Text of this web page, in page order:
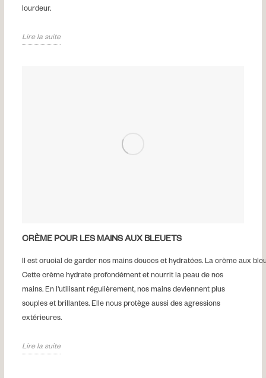
lourdeur.
Lire la suite
CRÈME POUR LES MAINS AUX BLEUETS
Il est crucial de garder nos mains douces et hydratées. La crème aux
Cette crème hydrate profondément et nourrit la peau de nos
mains. En l'utilisant régulièrement, nos mains deviennent plus
souples et brillantes. Elle nous protège aussi des agressions
extérieures.
Lire la suite